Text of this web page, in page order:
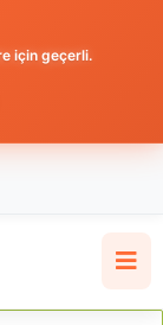
için geçerli.